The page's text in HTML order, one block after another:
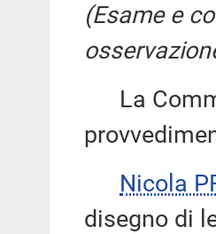
(Esame e
La
Nicola
disegno di